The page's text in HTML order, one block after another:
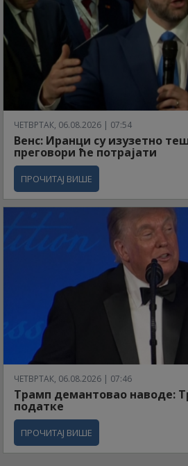
ЧЕТВРТАК, 06.08.2026 | 07:54
Венс: Иранци су изузетно
преговори ће потрајати
ПРОЧИТАЈ ВИШЕ
ЧЕТВРТАК, 06.08.2026 | 07:46
Трамп демантовао наводе:
податке
ПРОЧИТАЈ ВИШЕ